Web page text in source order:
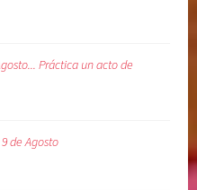
Práctica un acto de
de Agosto